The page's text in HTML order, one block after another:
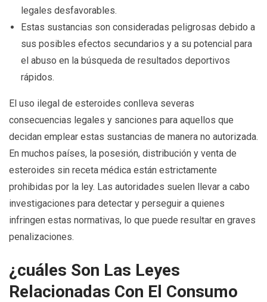
legales desfavorables.
Estas sustancias son consideradas peligrosas debido a
sus posibles efectos secundarios y a su potencial para
el abuso en la búsqueda de resultados deportivos
rápidos.
El uso ilegal de esteroides conlleva severas
consecuencias legales y sanciones para aquellos que
decidan emplear estas sustancias de manera no autorizada.
En muchos países, la posesión, distribución y venta de
esteroides sin receta médica están estrictamente
prohibidas por la ley. Las autoridades suelen llevar a cabo
investigaciones para detectar y perseguir a quienes
infringen estas normativas, lo que puede resultar en graves
penalizaciones.
¿cuáles Son Las Leyes
Relacionadas Con El Consumo